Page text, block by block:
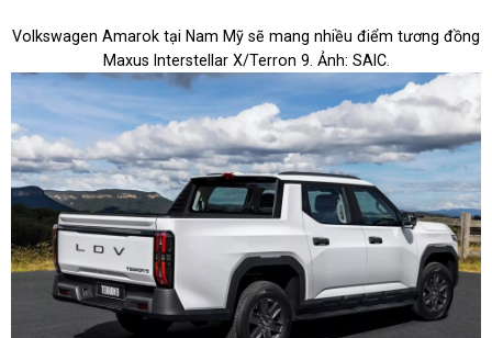
Volkswagen Amarok tại Nam Mỹ sẽ mang nhiều điểm tương đồng
Maxus Interstellar X/Terron 9. Ảnh: SAIC.